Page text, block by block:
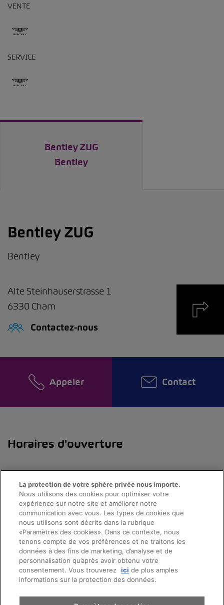
VENTE
SERVICE
Bentley ZUG
Bentley
Bentley ZUG
Bentley
Alte Steinhauserstrasse 1
6330 Cham
Contactez-nous
Appeler Contact
Horaires d'ouverture
© 2026 AMAG Automobiles et Moteurs SA
La protection de votre sphère privée nous importe.
Nous utilisons des cookies pour optimiser votre
expérience sur notre site et améliorer notre
communication avec vous. Les types de cookies que
nous utilisons sont décrits dans la rubrique
«Paramètres des cookies». Dans ce contexte, nous
tenons compte de vos préférences et ne traitons les
données à des fins de marketing, d’analyse et de
personnalisation qu’après avoir obtenu votre
consentement. Vous trouverez ici de plus amples
informations sur la protection des données.